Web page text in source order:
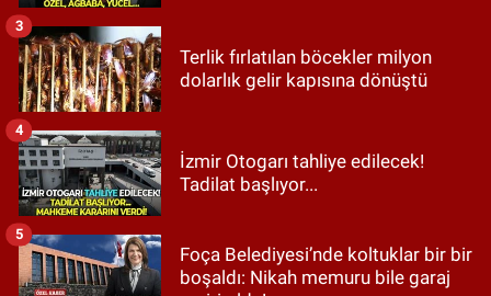
Terlik fırlatılan böcekler milyon
dolarlık gelir kapısına dönüştü
3
İzmir Otogarı tahliye edilecek!
Tadilat başlıyor...
4
Foça Belediyesi’nde koltuklar bir bir
boşaldı: Nikah memuru bile garaj
5